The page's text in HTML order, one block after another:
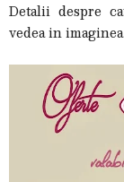
Detalii despre
vedea in